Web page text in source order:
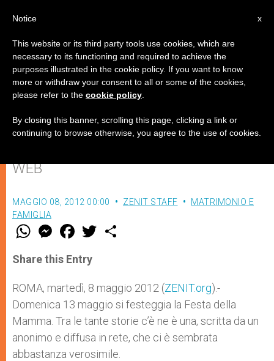
Quando il Signore creò la
Mamma
WEB
MAGGIO 08, 2012 00:00 ZENIT STAFF
MATRIMONIO E
FAMIGLIA
W
t
s
p
p
M
e
s
e
g
e
r
F
a
e
b
o
k
w
r
Share this Entry
ROMA, martedì, 8 maggio 2012 (ZENIT.org).-
Domenica 13 maggio si festeggia la Festa della
Mamma. Tra le tante storie c’è ne è una, scritta da un
anonimo e diffusa in rete, che ci è sembrata
abbastanza verosimile.
x
Notice
This website or its third party tools use cookies, which are
necessary to its functioning and required to achieve the
purposes illustrated in the cookie policy. If you want to know
more or withdraw your consent to all or some of the cookies,
please refer to the cookie policy
By closing this banner, scrolling this page, clicking a link or
continuing to browse otherwise, you agree to the use of cookies.